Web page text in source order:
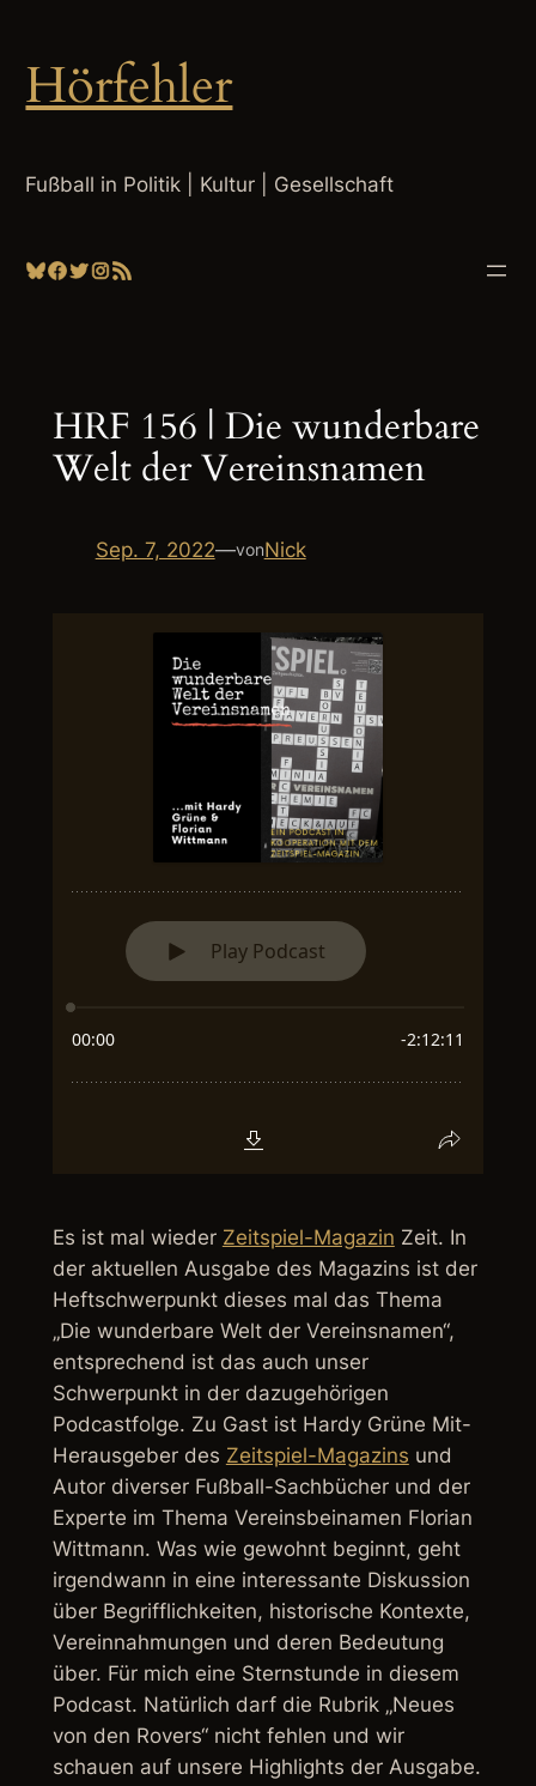
springen
Hörfehler
Fußball in Politik | Kultur | Gesellschaft
Bluesky
Facebook
Twitter
Instagram
RSS-Feed
HRF 156 | Die wunderbare
Welt der Vereinsnamen
Sep. 7, 2022—vonNick
Es ist mal wieder Zeitspiel-Magazin Zeit. In
der aktuellen Ausgabe des Magazins ist der
Heftschwerpunkt dieses mal das Thema
„Die wunderbare Welt der Vereinsnamen“,
entsprechend ist das auch unser
Schwerpunkt in der dazugehörigen
Podcastfolge. Zu Gast ist Hardy Grüne Mit-
Herausgeber des Zeitspiel-Magazins und
Autor diverser Fußball-Sachbücher und der
Experte im Thema Vereinsbeinamen Florian
Wittmann. Was wie gewohnt beginnt, geht
irgendwann in eine interessante Diskussion
über Begrifflichkeiten, historische Kontexte,
Vereinnahmungen und deren Bedeutung
über. Für mich eine Sternstunde in diesem
Podcast. Natürlich darf die Rubrik „Neues
von den Rovers“ nicht fehlen und wir
schauen auf unsere Highlights der Ausgabe.